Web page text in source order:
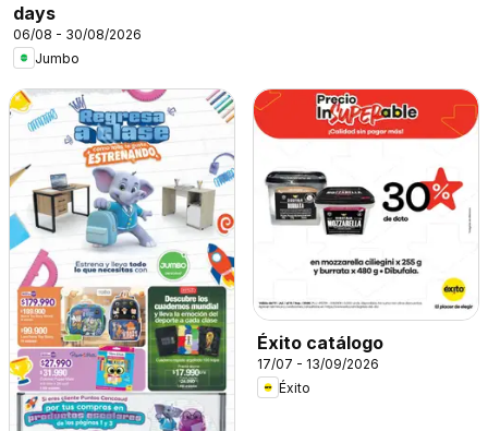
days
06/08 - 30/08/2026
Jumbo
Éxito catálogo
17/07 - 13/09/2026
Éxito